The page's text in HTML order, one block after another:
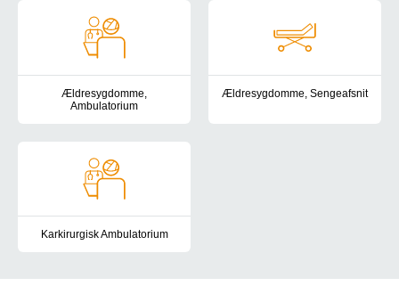
Ældresygdomme,
Ambulatorium
Ældresygdomme, Sengeafsnit
Karkirurgisk Ambulatorium